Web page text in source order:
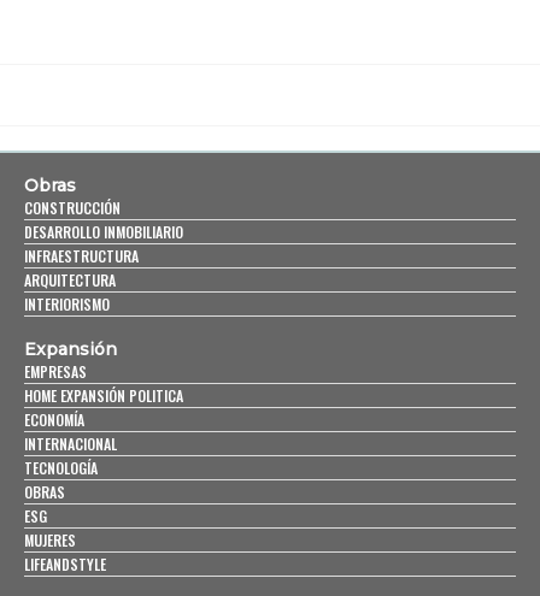
Obras
CONSTRUCCIÓN
DESARROLLO INMOBILIARIO
INFRAESTRUCTURA
ARQUITECTURA
INTERIORISMO
Expansión
EMPRESAS
HOME EXPANSIÓN POLITICA
ECONOMÍA
INTERNACIONAL
TECNOLOGÍA
OBRAS
ESG
MUJERES
LIFEANDSTYLE